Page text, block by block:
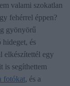
valami szokatlan
fehérrel éppen?
gyönyörű
és
elkészítettél egy
is segíthettem
fotókat, és a